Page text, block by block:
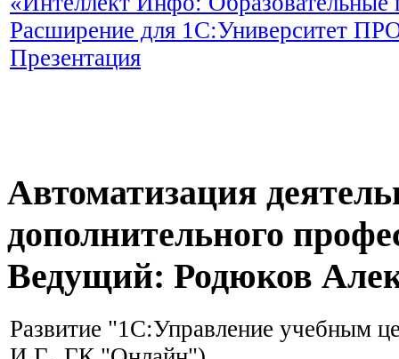
Расширение для 1С:Университет
Презентация
Автоматизация
дополнительного
Ведущий: Родюков
Развитие "1С:Управление учебным